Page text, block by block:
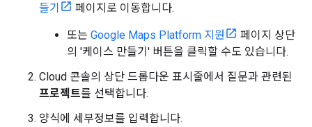
들기
페이지로 이동합니다.
또는 Google Maps Platform 지원
페이지 상단
의 '케이스 만들기' 버튼을 클릭할 수도 있습니다.
Cloud 콘솔의 상단 드롭다운 표시줄에서 질문과 관련된
프로젝트를 선택합니다.
양식에 세부정보를 입력합니다.